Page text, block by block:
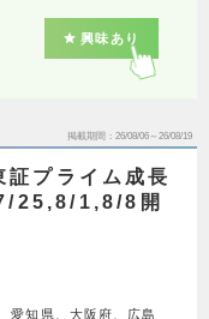
興味あり
掲載期間 26/08/06～26/08/19
証プライム成長
25,8/1,8/8開
愛知県、大阪府、広島